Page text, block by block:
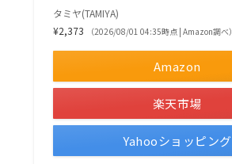
タミヤ(TAMIYA)
¥2,373
（2026/08/01 04:35時点 | Amazon調べ）
Amazon
楽天市場
Yahooショッピング